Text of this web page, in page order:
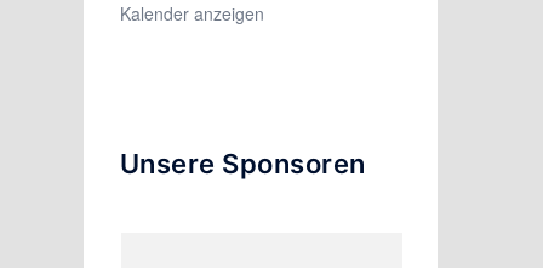
Kalender anzeigen
Unsere Sponsoren